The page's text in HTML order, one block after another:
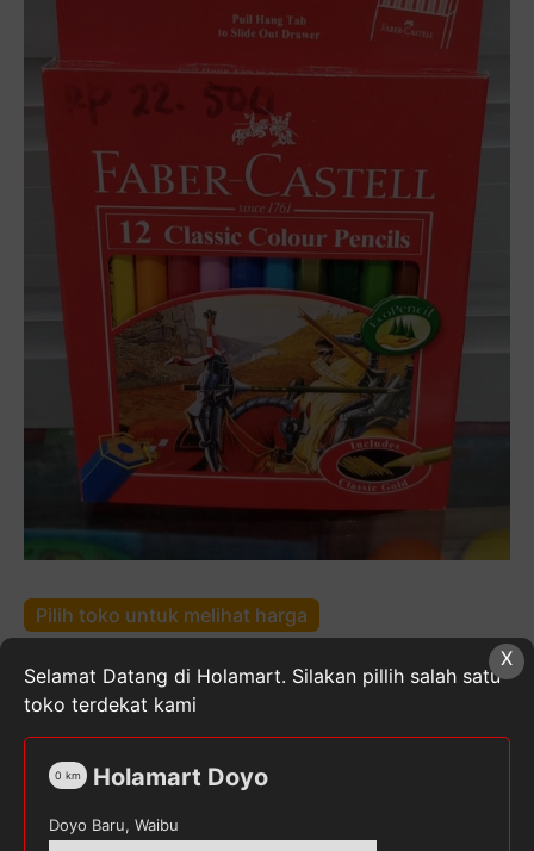
Pilih toko untuk melihat harga
Kuantitas
FABER-
Pencils
[12
Kategori:Alat Tulis Kantor,
X
Selamat Datang di Holamart. Silakan pillih salah satu
toko terdekat kami
Holamart Doyo
0 km
Doyo Baru, Waibu